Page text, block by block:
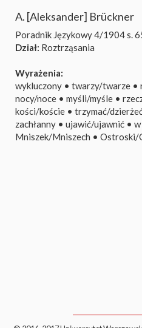
A. [Aleksander] Brückner
Poradnik Językowy 4/1904s.
Dział: Roztrząsania
Wyrażenia:
wykluczony • twarzy/twarze •
nocy/noce • myśli/myśle •
kości/koście • trzymać/
zachłanny • ujawić/ujawnić •
Mniszek/Mniszech • Ostroski/